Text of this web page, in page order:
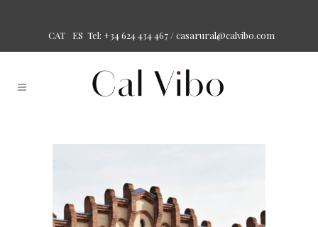
CAT ES Tel: +34 624 434 467 / casarural@calvibo.com